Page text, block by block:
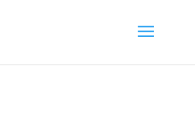
website